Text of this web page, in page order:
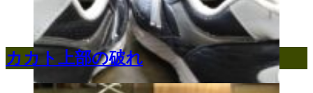
カカト上部の破れ